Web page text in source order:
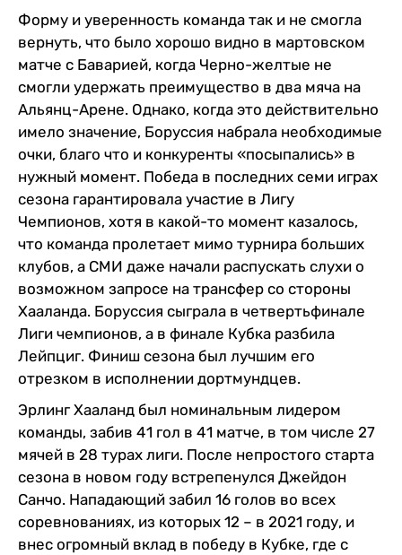
Форму и уверенность команда так и не смогла
вернуть, что было хорошо видно в мартовском
матче с Баварией, когда Черно-желтые не
смогли удержать преимущество в два мяча на
Альянц-Арене. Однако, когда это действительно
имело значение, Боруссия набрала необходимые
очки, благо что и конкуренты «посыпались» в
нужный момент. Победа в последних семи играх
сезона гарантировала участие в Лигу
Чемпионов, хотя в какой-то момент казалось,
что команда пролетает мимо турнира больших
клубов, а СМИ даже начали распускать слухи о
возможном запросе на трансфер со стороны
Хааланда. Боруссия сыграла в четвертьфинале
Лиги чемпионов, а в финале Кубка разбила
Лейпциг. Финиш сезона был лучшим его
отрезком в исполнении дортмундцев.
Эрлинг Хааланд был номинальным лидером
команды, забив 41 гол в 41 матче, в том числе 27
мячей в 28 турах лиги. После непростого старта
сезона в новом году встрепенулся Джейдон
Санчо. Нападающий забил 16 голов во всех
соревнованиях, из которых 12 – в 2021 году, и
внес огромный вклад в победу в Кубке, где с